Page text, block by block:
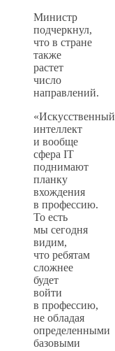
Министр
подчеркнул,
что в стране
также
растет
число
направлений.
«Искусственный
интеллект
и вообще
сфера IT
поднимают
планку
вхождения
в профессию.
То есть
мы сегодня
видим,
что ребятам
сложнее
будет
войти
в профессию,
не обладая
определенными
базовыми